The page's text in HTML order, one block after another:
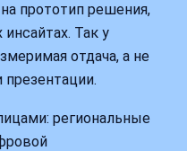
прототип решения,
Так у
отдача, а не
региональные